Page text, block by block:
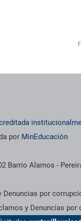
por MinEducación
Barrio Alamos -
por
y Denuncias por